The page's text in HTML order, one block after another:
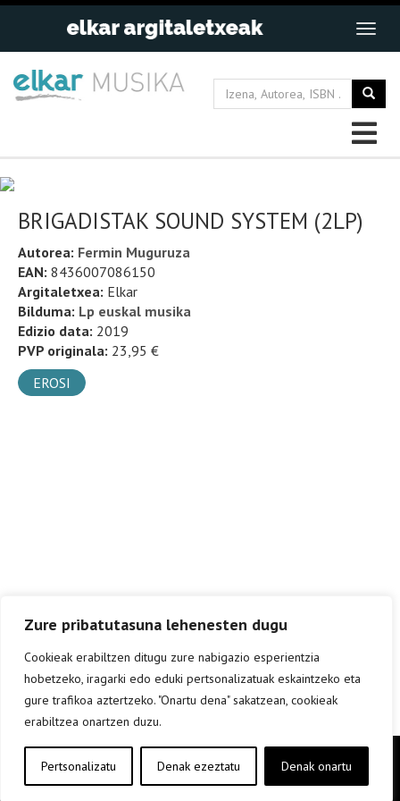
Zure pribatutasuna lehenesten dugu
Cookieak erabiltzen ditugu zure nabigazio esperientzia
hobetzeko, iragarki edo eduki pertsonalizatuak eskaintzeko eta
gure trafikoa aztertzeko. "Onartu dena" sakatzean, cookieak
erabiltzea onartzen duzu.
Pertsonalizatu Denak ezeztatu Denak onartu
BRIGADISTAK SOUND SYSTEM (2LP)
Autorea: Fermin Muguruza
EAN: 8436007086150
Argitaletxea: Elkar
Bilduma: Lp euskal musika
Edizio data: 2019
PVP originala: 23,95 €
EROSI
Copyright © elkar Argitaletxeak 2019
Lege oharra
Cookie politika